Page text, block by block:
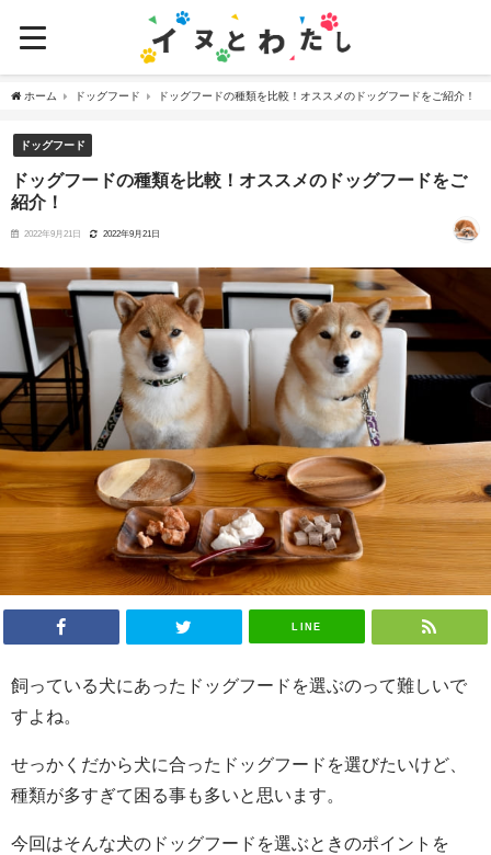
ホーム ドッグフード ドッグフードの種類を比較！オススメのドッグフードをご紹介！
ドッグフード
ドッグフードの種類を比較！オススメのドッグフードをご
紹介！
2022年9月21日 2022年9月21日
LINE
飼っている犬にあったドッグフードを選ぶのって難しいで
すよね。
せっかくだから犬に合ったドッグフードを選びたいけど、
種類が多すぎて困る事も多いと思います。
今回はそんな犬のドッグフードを選ぶときのポイントを